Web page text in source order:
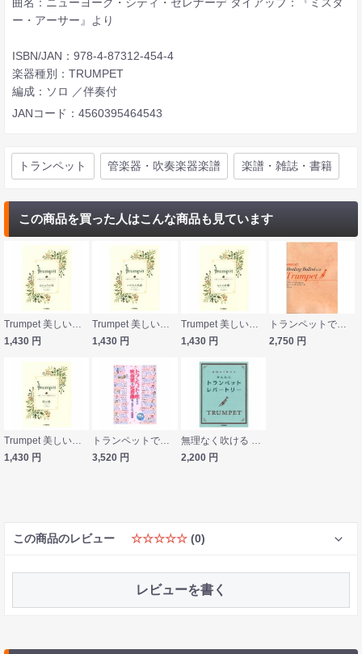
ー・アーサー』より
ISBN/JAN：978-4-87312-454-4
楽器種別：TRUMPET
編成：ソロ ／伴奏付
JANコード：4560395464543
トランペット 管楽器・吹奏楽器楽譜 楽譜・雑誌・書籍
この商品を買った人はこんな商品も見ています
Trumpet 美しいピアノ伴奏とともに はにゅうの宿 ヤマハミュージックメディア
1,430 円
Trumpet 美しいピアノ伴奏とともに いのちの名前 ヤマハミュージックメディア
1,430 円
Trumpet 美しいピアノ伴奏とともに もののけ姫 ヤマハミュージックメディア
1,430 円
トランペットで奏でるヒーリング・バラード CD付き ドレミ楽譜出版社
2,750 円
Trumpet 美しいピアノ伴奏とともに 時の歌 ヤマハミュージックメディア
1,430 円
トランペットで吹きたい 吹奏楽の定番曲あつめました。 保存版 カラオケCD2枚付 シンコーミュージック
3,520 円
無理なく吹ける かんたん トランペット レパートリー ヤマハミュージックメディア
2,200 円
この商品のレビュー ☆☆☆☆☆ (0)
レビューを書く